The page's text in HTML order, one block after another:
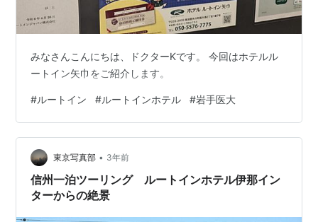
みなさんこんにちは、ドクターKです。 今回はホテルル
ートイン矢巾をご紹介します。
#ルートイン #ルートインホテル #岩手医大
東京写真部 • 3年前
信州一泊ツーリング ルートインホテル伊那イン
ターからの絶景